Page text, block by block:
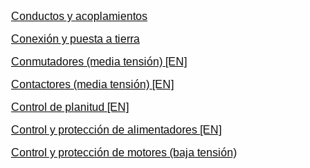
Conductos y acoplamientos
Conexión y puesta a tierra
Conmutadores (media tensión) [EN]
Contactores (media tensión) [EN]
Control de planitud [EN]
Control y protección de alimentadores [EN]
Control y protección de motores (baja tensión)